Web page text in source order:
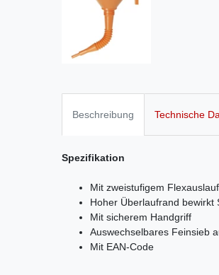
Beschreibung Technische
Spezifikation
Mit zweistufigem
Hoher Überlaufrand bewirkt
Mit sicherem Handgriff
Auswechselbares Feinsieb
Mit EAN-Code